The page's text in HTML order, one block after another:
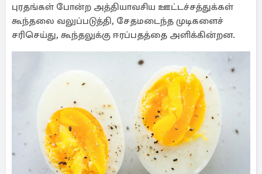
புரதங்கள் போன்ற அத்தியாவசிய ஊட்டச்சத்துக்கள்
கூந்தலை வலுப்படுத்தி, சேதமடைந்த முடிகளைச்
சரிசெய்து, கூந்தலுக்கு ஈரப்பதத்தை அளிக்கின்றன.